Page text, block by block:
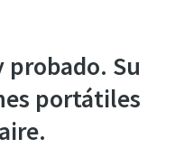
probado. Su
portátiles